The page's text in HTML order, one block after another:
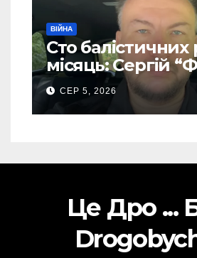
ВІЙНА
Сто балістичних
місяць: Сергій
закликав
готуватися до
СЕР 5, 2026
Це Дро ...